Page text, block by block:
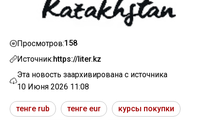
Просмотров:158
Источник:https://liter.kz
Эта новость заархивирована с источника
10 Июня 2026 11:08
тенге rub тенге eur курсы покупки